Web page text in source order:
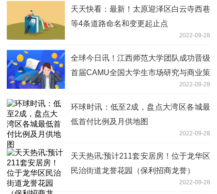
天天快看：最新！太原迎泽区白云寺西巷
等4条道路命名和变更起止点
2022-09-28
全球今日讯！江西师范大学团队成功晋级
首届CAMU全国大学生市场研究与商业策
2022-09-28
环球时讯：低至2成，盘点大湾区各城最
低首付比例及月供地图
2022-09-28
天天热讯:预计211套安居房！位于龙华区
民治街道龙誉花园（保利招商龙誉）
2022-09-28